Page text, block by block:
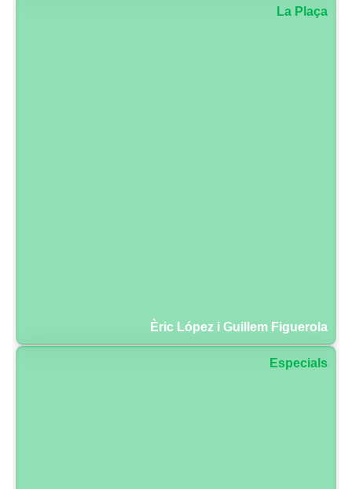
La Plaça
Èric López i Guillem Figuerola
Especials